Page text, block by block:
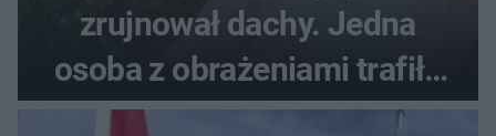
zrujnował dachy. Jedna
osoba z obrażeniami trafiła
do szpitala